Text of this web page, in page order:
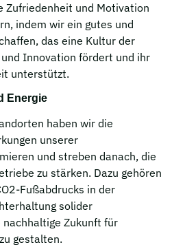
Zufriedenheit und Motivation
indem wir ein gutes und
das eine Kultur der
Innovation fördert und ihr
unterstützt.
Energie
haben wir die
unserer
und streben danach, die
zu stärken. Dazu gehören
Fußabdrucks in der
solider
Zukunft für
gestalten.